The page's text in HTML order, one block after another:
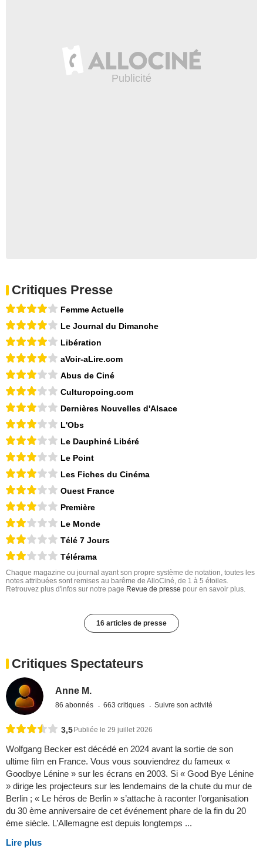
Critiques Presse
Femme Actuelle
Le Journal du Dimanche
Libération
aVoir-aLire.com
Abus de Ciné
Culturopoing.com
Dernières Nouvelles d'Alsace
L'Obs
Le Dauphiné Libéré
Le Point
Les Fiches du Cinéma
Ouest France
Première
Le Monde
Télé 7 Jours
Télérama
Chaque magazine ou journal ayant son propre système de notation, toutes les
notes attribuées sont remises au barême de AlloCiné, de 1 à 5 étoiles.
Retrouvez plus d'infos sur notre page Revue de presse pour en savoir plus.
16 articles de presse
Critiques Spectateurs
Anne M.
86 abonnés 663 critiques Suivre son activité
3,5 Publiée le 29 juillet 2026
Wolfgang Becker est décédé en 2024 avant la sortie de son
ultime film en France. Vous vous souviendrez du fameux «
Goodbye Lénine » sur les écrans en 2003. Si « Good Bye Lénine
» dirige les projecteurs sur les lendemains de la chute du mur de
Berlin ; « Le héros de Berlin » s’attache à raconter l’organisation
du 30 ème anniversaire de cet événement phare de la fin du 20
ème siècle. L’Allemagne est depuis longtemps ...
Lire plus